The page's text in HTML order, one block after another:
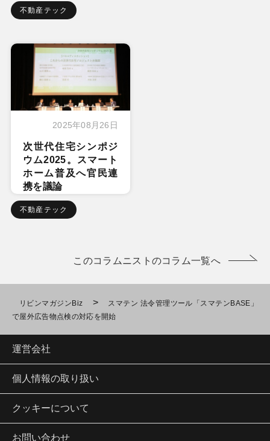
不動産テック
2025年08月26日
次世代住宅シンポジ
ウム2025。スマート
ホーム普及へ官民連
携を議論
不動産テック
このコラムニストのコラム一覧へ
リビンマガジンBiz >
スマテン 法令管理ツール「スマテンBASE」
で屋外広告物点検の対応を開始
運営会社
個人情報の取り扱い
クッキーについて
お問い合わせ